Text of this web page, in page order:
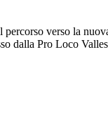
verso la
dalla Pro Loco